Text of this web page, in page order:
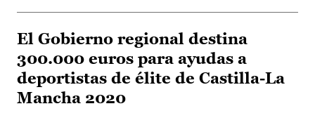
El Gobierno regional destina
300.000 euros para ayudas a
deportistas de élite de Castilla-La
Mancha 2020